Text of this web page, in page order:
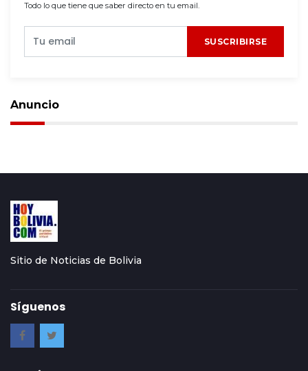
Todo lo que tiene que saber directo en tu email.
SUSCRIBIRSE
Anuncio
Sitio de Noticias de Bolivia
Síguenos